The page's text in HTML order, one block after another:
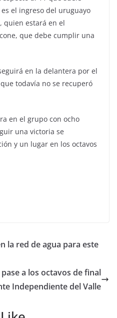
el ingreso del uruguayo
quien estará en el
que debe cumplir una
en la delantera por el
todavía no se recuperó
en el grupo con ocho
una victoria se
y un lugar en los octavos
la red de agua para este
a los octavos de final
Independiente del Valle